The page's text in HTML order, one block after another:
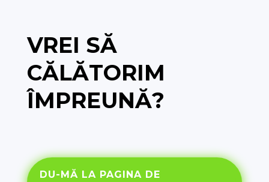
VREI SĂ
CĂLĂTORIM
ÎMPREUNĂ?
DU-MĂ LA PAGINA DE